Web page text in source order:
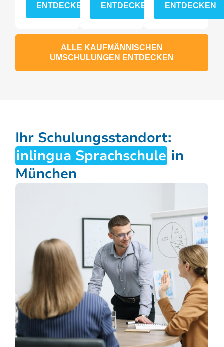
ENTDECKEN
ENTDECKEN
ENTDECKEN
ALLE KAUFMÄNNISCHEN
UMSCHULUNGEN ENTDECKEN
Ihr Schulungsstandort:
inlingua Sprachschule in
München